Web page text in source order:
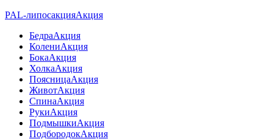
PAL-липосакцияАкция
БедраАкция
КолениАкция
БокаАкция
ХолкаАкция
ПоясницаАкция
ЖивотАкция
СпинаАкция
РукиАкция
ПодмышкиАкция
ПодбородокАкция